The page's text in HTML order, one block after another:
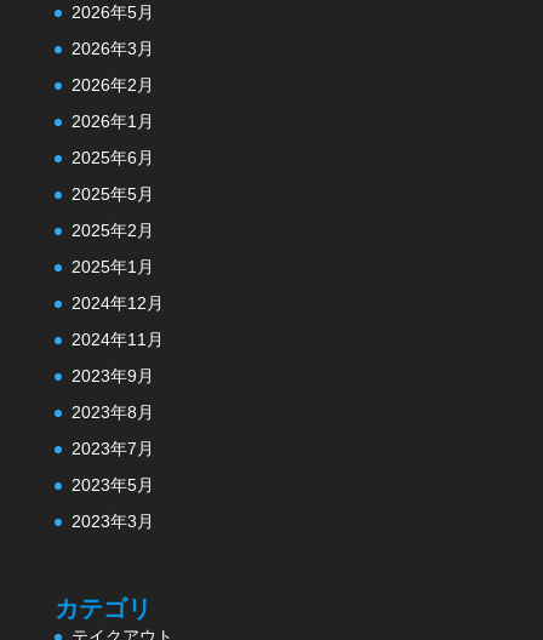
2026年5月
2026年3月
2026年2月
2026年1月
2025年6月
2025年5月
2025年2月
2025年1月
2024年12月
2024年11月
2023年9月
2023年8月
2023年7月
2023年5月
2023年3月
カテゴリ
テイクアウト